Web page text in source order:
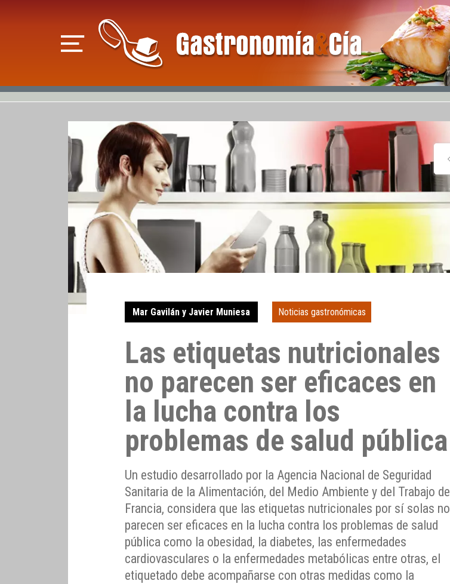
Mar Gavilán y Javier Muniesa Noticias gastronómicas
Las etiquetas nutricionales
no parecen ser eficaces en
la lucha contra los
problemas de salud pública
Un estudio desarrollado por la Agencia Nacional de Seguridad
Sanitaria de la Alimentación, del Medio Ambiente y del Trabajo de
Francia, considera que las etiquetas nutricionales por sí solas no
parecen ser eficaces en la lucha contra los problemas de salud
pública como la obesidad, la diabetes, las enfermedades
cardiovasculares o la enfermedades metabólicas entre otras, el
etiquetado debe acompañarse con otras medidas como la